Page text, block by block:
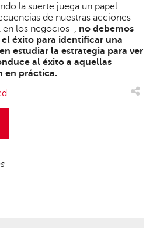
la suerte juega un papel
de nuestras acciones -
los negocios-, no debemos
éxito para identificar una
estudiar la estrategia para ver
al éxito a aquellas
en práctica.